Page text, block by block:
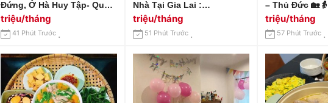
Đứng, Ở Hà Huy Tập- Quận
7
triệu/tháng
41 Phút Trước
Nhà Tại Gia Lai :
0978609760 ( Có Zalo)
triệu/tháng
51 Phút Trước
– Thủ Đức
0966529171
triệu/tháng
57 Phút Trước